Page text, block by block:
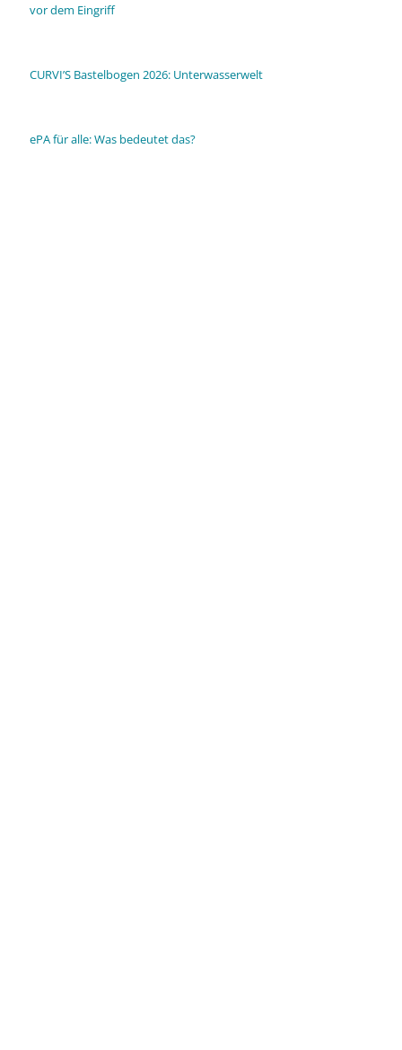
vor dem Eingriff
CURVI’S Bastelbogen 2026: Unterwasserwelt
ePA für alle: Was bedeutet das?